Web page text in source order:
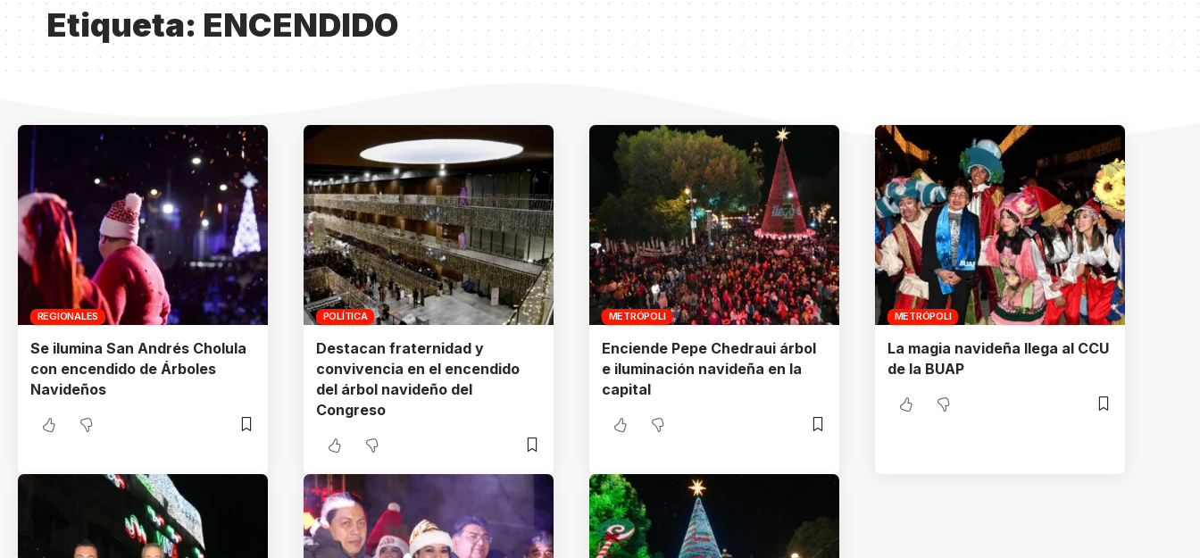
Etiqueta: ENCENDIDO
REGIONALES
Se ilumina San Andrés Cholula
con encendido de Árboles
Navideños
POLÍTICA
Destacan fraternidad y
convivencia en el encendido
del árbol navideño del
Congreso
METRÓPOLI
Enciende Pepe Chedraui árbol
e iluminación navideña en la
capital
METRÓPOLI
La magia navideña llega al CCU
de la BUAP